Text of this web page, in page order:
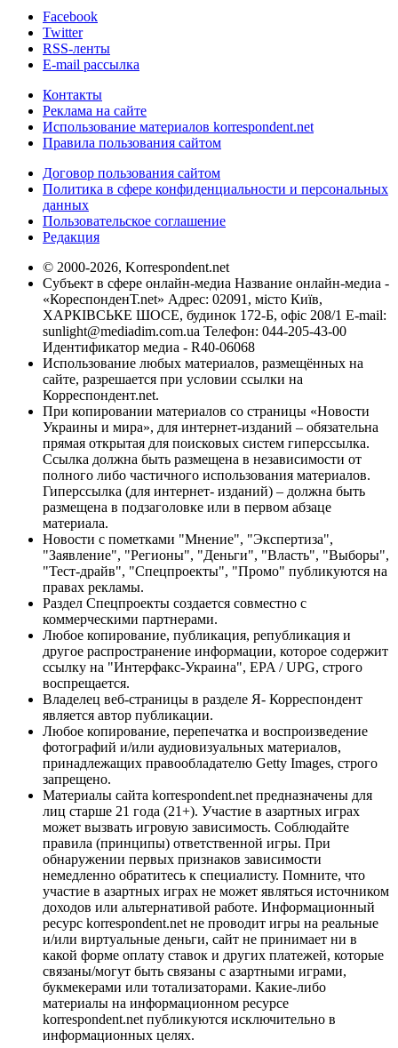
Facebook
Twitter
RSS-ленты
E-mail рассылка
Контакты
Реклама на сайте
Использование материалов korrespondent.net
Правила пользования сайтом
Договор пользования сайтом
Политика в сфере конфиденциальности и персональных
данных
Пользовательское соглашение
Редакция
© 2000-2026, Korrespondent.net
Субъект в сфере онлайн-медиа Название онлайн-медиа -
«КореспонденТ.net» Адрес: 02091, місто Київ,
ХАРКІВСЬКЕ ШОСЕ, будинок 172-Б, офіс 208/1 E-mail:
sunlight@mediadim.com.ua Телефон: 044-205-43-00
Идентификатор медиа - R40-06068
Использование любых материалов, размещённых на
сайте, разрешается при условии ссылки на
Корреспондент.net.
При копировании материалов со страницы «Новости
Украины и мира», для интернет-изданий – обязательна
прямая открытая для поисковых систем гиперссылка.
Ссылка должна быть размещена в независимости от
полного либо частичного использования материалов.
Гиперссылка (для интернет- изданий) – должна быть
размещена в подзаголовке или в первом абзаце
материала.
Новости с пометками "Мнение", "Экспертиза",
"Заявление", "Регионы", "Деньги", "Власть", "Выборы",
"Тест-драйв", "Спецпроекты", "Промо" публикуются на
правах рекламы.
Раздел Спецпроекты создается совместно с
коммерческими партнерами.
Любое копирование, публикация, републикация и
другое распространение информации, которое содержит
ссылку на "Интерфакс-Украина", EPA / UPG, строго
воспрещается.
Владелец веб-страницы в разделе Я- Корреспондент
является автор публикации.
Любое копирование, перепечатка и воспроизведение
фотографий и/или аудиовизуальных материалов,
принадлежащих правообладателю Getty Images, строго
запрещено.
Материалы сайта korrespondent.net предназначены для
лиц старше 21 года (21+). Участие в азартных играх
может вызвать игровую зависимость. Соблюдайте
правила (принципы) ответственной игры. При
обнаружении первых признаков зависимости
немедленно обратитесь к специалисту. Помните, что
участие в азартных играх не может являться источником
доходов или альтернативой работе. Информационный
ресурс korrespondent.net не проводит игры на реальные
и/или виртуальные деньги, сайт не принимает ни в
какой форме оплату ставок и других платежей, которые
связаны/могут быть связаны с азартными играми,
букмекерами или тотализаторами. Какие-либо
материалы на информационном ресурсе
korrespondent.net публикуются исключительно в
информационных целях.